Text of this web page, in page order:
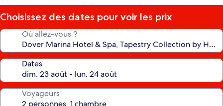
Choisissez des dates pour voir les prix
Où allez-vous ?
Dates
Voyageurs